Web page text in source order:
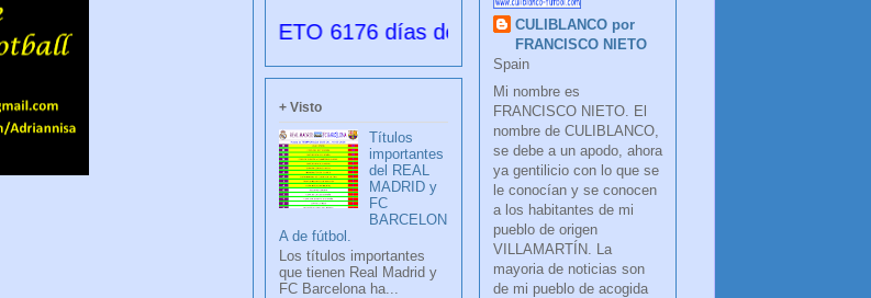
por FRANCISCO NIETO 6176 días desde su creación
+ Visto
Títulos
importantes
del REAL
MADRID y
FC
BARCELON
A de fútbol.
Los títulos importantes
que tienen Real Madrid y
FC Barcelona ha...
CULIBLANCO por
FRANCISCO NIETO
Spain
Mi nombre es
FRANCISCO NIETO. El
nombre de CULIBLANCO,
se debe a un apodo, ahora
ya gentilicio con lo que se
le conocían y se conocen
a los habitantes de mi
pueblo de origen
VILLAMARTÍN. La
mayoria de noticias son
de mi pueblo de acogida